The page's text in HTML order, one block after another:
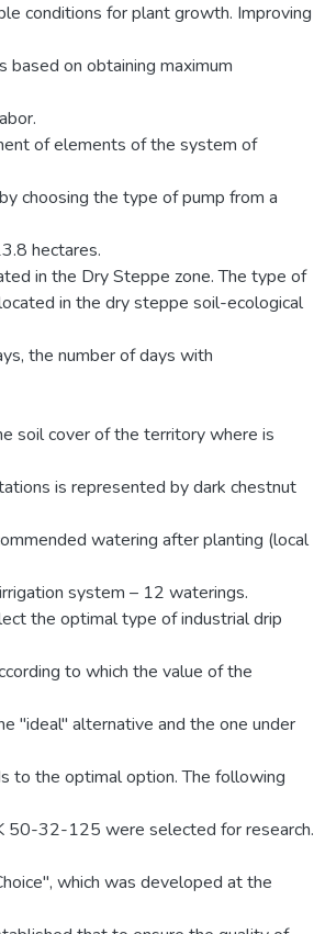
conditions for plant growth. Improving
on obtaining maximum
of elements of the system of
choosing the type of pump from a
hectares.
in the Dry Steppe zone. The type of
in the dry steppe soil-ecological
the number of days with
soil cover of the territory where is
is represented by dark chestnut
watering after planting (local
system – 12 waterings.
the optimal type of industrial drip
to which the value of the
"ideal" alternative and the one under
to the optimal option. The following
32-125 were selected for research.
which was developed at the